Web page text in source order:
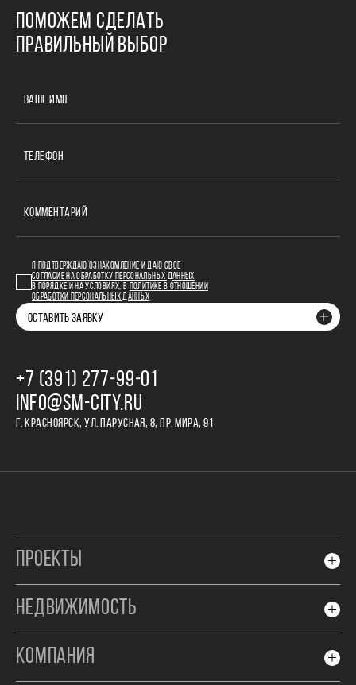
ПОМОЖЕМ СДЕЛАТЬ
ПРАВИЛЬНЫЙ ВЫБОР
ВАШЕ ИМЯ
ТЕЛЕФОН
КОММЕНТАРИЙ
Я ПОДТВЕРЖДАЮ ОЗНАКОМЛЕНИЕ И ДАЮ СВОЕ
СОГЛАСИЕ НА ОБРАБОТКУ ПЕРСОНАЛЬНЫХ ДАННЫХ
В ПОРЯДКЕ И НА УСЛОВИЯХ, В
ПОЛИТИКЕ В ОТНОШЕНИИ
ОБРАБОТКИ ПЕРСОНАЛЬНЫХ ДАННЫХ
ОСТАВИТЬ ЗАЯВКУ
+7 (391) 277‒99‒01
INFO@SM-CITY.RU
Г. КРАСНОЯРСК, УЛ. ПАРУСНАЯ, 8, ПР. МИРА, 91
ПРОЕКТЫ
НЕДВИЖИМОСТЬ
КОМПАНИЯ